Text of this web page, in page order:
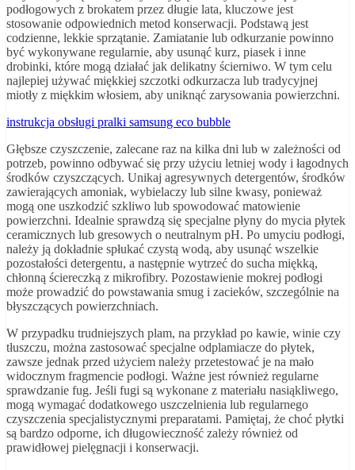
podłogowych z brokatem przez długie lata, kluczowe jest
stosowanie odpowiednich metod konserwacji. Podstawą jest
codzienne, lekkie sprzątanie. Zamiatanie lub odkurzanie powinno
być wykonywane regularnie, aby usunąć kurz, piasek i inne
drobinki, które mogą działać jak delikatny ścierniwo. W tym celu
najlepiej używać miękkiej szczotki odkurzacza lub tradycyjnej
miotły z miękkim włosiem, aby uniknąć zarysowania powierzchni.
instrukcja obsługi pralki samsung eco bubble
Głębsze czyszczenie, zalecane raz na kilka dni lub w zależności od
potrzeb, powinno odbywać się przy użyciu letniej wody i łagodnych
środków czyszczących. Unikaj agresywnych detergentów, środków
zawierających amoniak, wybielaczy lub silne kwasy, ponieważ
mogą one uszkodzić szkliwo lub spowodować matowienie
powierzchni. Idealnie sprawdzą się specjalne płyny do mycia płytek
ceramicznych lub gresowych o neutralnym pH. Po umyciu podłogi,
należy ją dokładnie spłukać czystą wodą, aby usunąć wszelkie
pozostałości detergentu, a następnie wytrzeć do sucha miękką,
chłonną ściereczką z mikrofibry. Pozostawienie mokrej podłogi
może prowadzić do powstawania smug i zacieków, szczególnie na
błyszczących powierzchniach.
W przypadku trudniejszych plam, na przykład po kawie, winie czy
tłuszczu, można zastosować specjalne odplamiacze do płytek,
zawsze jednak przed użyciem należy przetestować je na mało
widocznym fragmencie podłogi. Ważne jest również regularne
sprawdzanie fug. Jeśli fugi są wykonane z materiału nasiąkliwego,
mogą wymagać dodatkowego uszczelnienia lub regularnego
czyszczenia specjalistycznymi preparatami. Pamiętaj, że choć płytki
są bardzo odporne, ich długowieczność zależy również od
prawidłowej pielęgnacji i konserwacji.